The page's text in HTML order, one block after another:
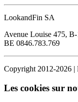
LookandFin SA
Avenue Louise 475,
BE 0846.783.769
Copyright 2012-2026
Les cookies sur